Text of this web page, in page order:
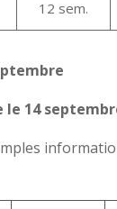
12 sem.
le 14